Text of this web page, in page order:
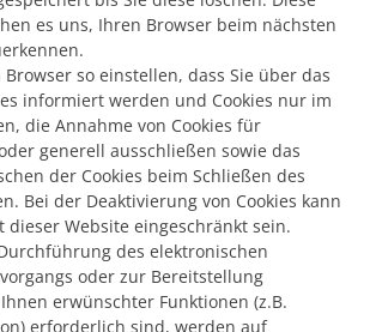
es uns, Ihren Browser beim nächsten
so einstellen, dass Sie über das
informiert werden und Cookies nur im
die Annahme von Cookies für
generell ausschließen sowie das
der Cookies beim Schließen des
Bei der Deaktivierung von Cookies kann
dieser Website eingeschränkt sein.
des elektronischen
oder zur Bereitstellung
erwünschter Funktionen (z.B.
erforderlich sind, werden auf